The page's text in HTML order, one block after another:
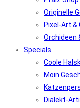
Originelle
Pixel-Art
Orchideen
Specials
Coole
Moin
Dialekt-